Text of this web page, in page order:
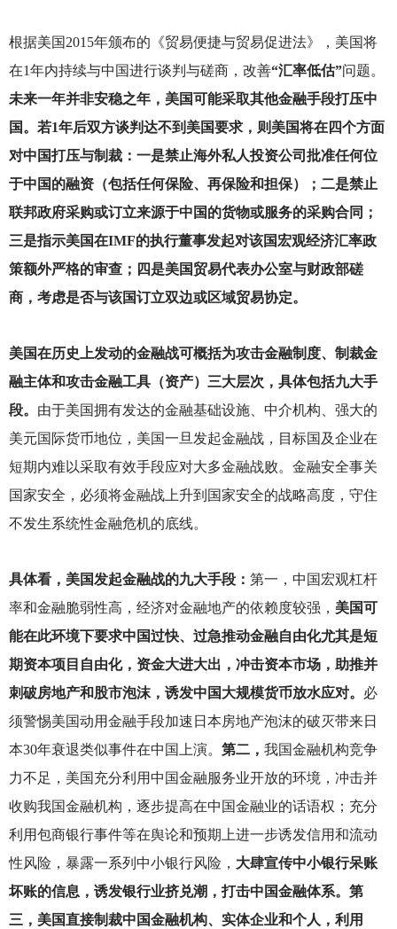
根据美国2015年颁布的《贸易便捷与贸易促进法》，美国将
在1年内持续与中国进行谈判与磋商，改善“汇率低估”问题。
未来一年并非安稳之年，美国可能采取其他金融手段打压中
国。若1年后双方谈判达不到美国要求，则美国将在四个方面
对中国打压与制裁：一是禁止海外私人投资公司批准任何位
于中国的融资（包括任何保险、再保险和担保）；二是禁止
联邦政府采购或订立来源于中国的货物或服务的采购合同；
三是指示美国在IMF的执行董事发起对该国宏观经济汇率政
策额外严格的审查；四是美国贸易代表办公室与财政部磋
商，考虑是否与该国订立双边或区域贸易协定。
美国在历史上发动的金融战可概括为攻击金融制度、制裁金
融主体和攻击金融工具（资产）三大层次，具体包括九大手
段。 由于美国拥有发达的金融基础设施、中介机构、强大的
美元国际货币地位，美国一旦发起金融战，目标国及企业在
短期内难以采取有效手段应对大多金融战败。金融安全事关
国家安全，必须将金融战上升到国家安全的战略高度，守住
不发生系统性金融危机的底线。
具体看，美国发起金融战的九大手段： 第一，中国宏观杠杆
率和金融脆弱性高，经济对金融地产的依赖度较强， 美国可
能在此环境下要求中国过快、过急推动金融自由化尤其是短
期资本项目自由化，资金大进大出，冲击资本市场，助推并
刺破房地产和股市泡沫，诱发中国大规模货币放水应对。 必
须警惕美国动用金融手段加速日本房地产泡沫的破灭带来日
本30年衰退类似事件在中国上演。 第二， 我国金融机构竞争
力不足，美国充分利用中国金融服务业开放的环境，冲击并
收购我国金融机构，逐步提高在中国金融业的话语权；充分
利用包商银行事件等在舆论和预期上进一步诱发信用和流动
性风险，暴露一系列中小银行风险， 大肆宣传中小银行呆账
坏账的信息，诱发银行业挤兑潮，打击中国金融体系。第
三，美国直接制裁中国金融机构、实体企业和个人，利用